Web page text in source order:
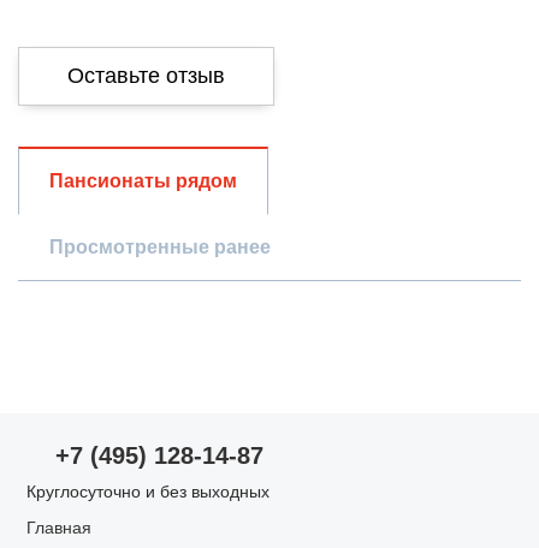
Оставьте отзыв
Опыт использования
Уход за пожилыми
Пансионаты рядом
Просмотренные ранее
+7 (495) 128-14-87
Круглосуточно и без выходных
Главная